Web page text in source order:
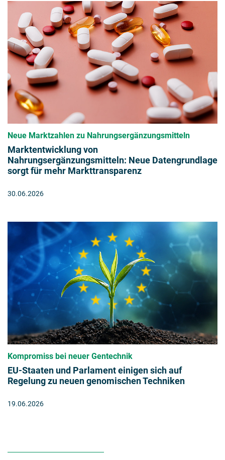
Neue Marktzahlen zu Nahrungsergänzungsmitteln
Marktentwicklung von
Nahrungsergänzungsmitteln: Neue Datengrundlage
sorgt für mehr Markttransparenz
30.06.2026
Kompromiss bei neuer Gentechnik
EU-Staaten und Parlament einigen sich auf
Regelung zu neuen genomischen Techniken
19.06.2026